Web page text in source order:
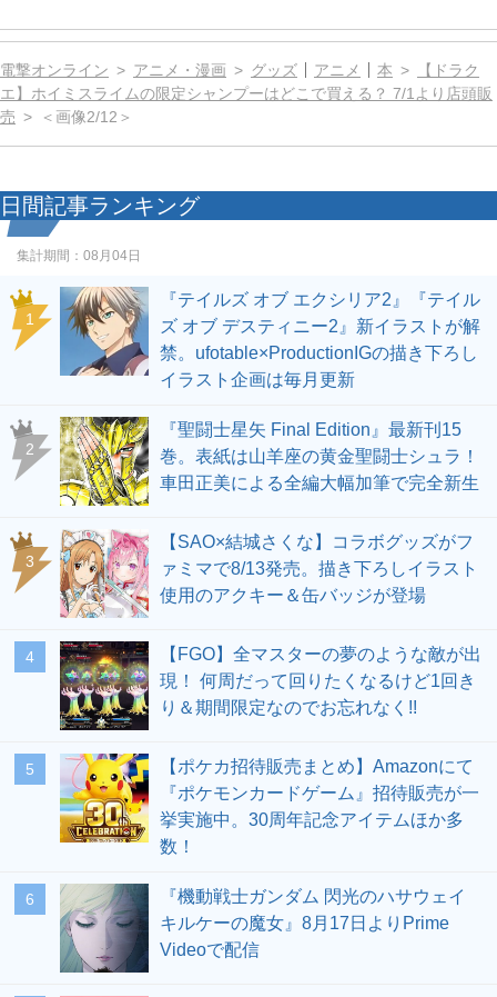
電撃オンライン アニメ・漫画 グッズ アニメ 本
【ドラク
エ】ホイミスライムの限定シャンプーはどこで買える？ 7/1より店頭販
売
＜画像2/12＞
日間記事ランキング
集計期間： 08月04日
1
『テイルズ オブ エクシリア2』『テイル
ズ オブ デスティニー2』新イラストが解
禁。ufotable×ProductionIGの描き下ろし
イラスト企画は毎月更新
2
『聖闘士星矢 Final Edition』最新刊15
巻。表紙は山羊座の黄金聖闘士シュラ！
車田正美による全編大幅加筆で完全新生
3
【SAO×結城さくな】コラボグッズがフ
ァミマで8/13発売。描き下ろしイラスト
使用のアクキー＆缶バッジが登場
4
【FGO】全マスターの夢のような敵が出
現！ 何周だって回りたくなるけど1回き
り＆期間限定なのでお忘れなく!!
5
【ポケカ招待販売まとめ】Amazonにて
『ポケモンカードゲーム』招待販売が一
挙実施中。30周年記念アイテムほか多
数！
6
『機動戦士ガンダム 閃光のハサウェイ
キルケーの魔女』8月17日よりPrime
Videoで配信